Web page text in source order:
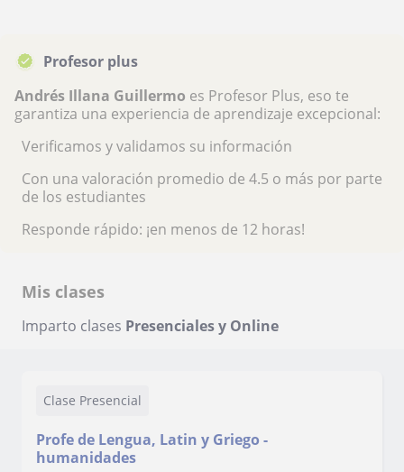
Profesor plus
Andrés Illana Guillermo es Profesor Plus, eso te
garantiza una experiencia de aprendizaje excepcional:
Verificamos y validamos su información
Con una valoración promedio de 4.5 o más por parte
de los estudiantes
Responde rápido: ¡en menos de 12 horas!
Mis clases
Imparto clases Presenciales y Online
Clase Presencial
Profe de Lengua, Latin y Griego -
humanidades